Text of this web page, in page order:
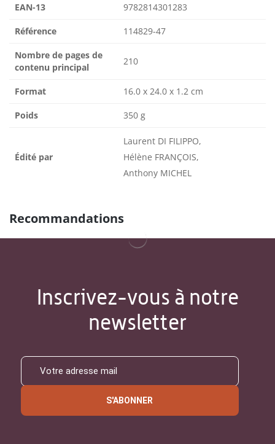
EAN-13 9782814301283
Référence 114829-47
Nombre de pages de
contenu principal
210
Format 16.0 x 24.0 x 1.2 cm
Poids 350 g
Édité par
Laurent DI FILIPPO,
Hélène FRANÇOIS,
Anthony MICHEL
Recommandations
Inscrivez-vous à notre
newsletter
S'ABONNER